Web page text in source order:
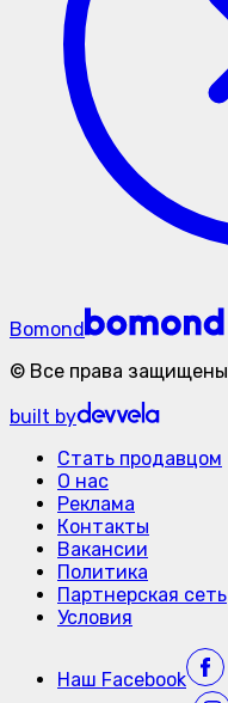
Bomond
© Все права защищены
built by
Стать продавцом
О нас
Реклама
Контакты
Вакансии
Политика
Партнерская сеть
Условия
Наш Facebook